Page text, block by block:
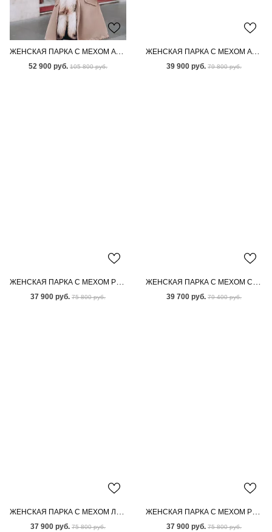
ЖЕНСКАЯ ПАРКА С МЕХОМ АУКЦИОННОЙ ЛИСЫ
52 900 руб. 105 800 руб.
ЖЕНСКАЯ ПАРКА С МЕХОМ АУКЦИОННОГО ПЕСЦА
39 900 руб. 79 800 руб.
37 900 руб. 75 800 руб. 39 700 руб. 79 400 руб.
ЖЕНСКАЯ ПАРКА С МЕХОМ ЛИСЫ
37 900 руб. 75 800 руб.
ЖЕНСКАЯ ПАРКА С МЕХОМ РЫЖЕЙ ЛИСЫ
37 900 руб. 75 800 руб.